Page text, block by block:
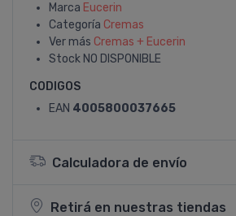
Marca Eucerin
Categoría Cremas
Ver más Cremas + Eucerin
Stock NO DISPONIBLE
CODIGOS
EAN 4005800037665
Calculadora de envío
Retirá en nuestras tiendas